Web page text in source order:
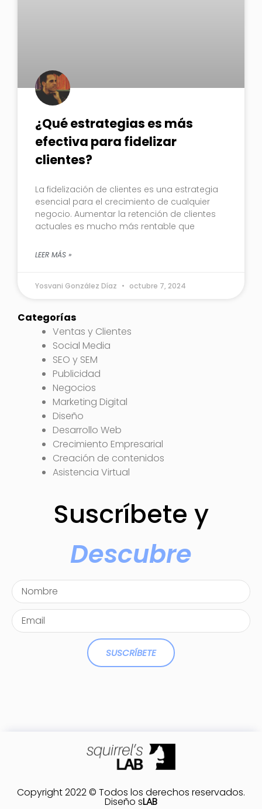
¿Qué estrategias es más
efectiva para fidelizar
clientes?
La fidelización de clientes es una estrategia
esencial para el crecimiento de cualquier
negocio. Aumentar la retención de clientes
actuales es mucho más rentable que
LEER MÁS »
Yosvani González Díaz octubre 7, 2024
Categorías
Ventas y Clientes
Social Media
SEO y SEM
Publicidad
Negocios
Marketing Digital
Diseño
Desarrollo Web
Crecimiento Empresarial
Creación de contenidos
Asistencia Virtual
Suscríbete y
Descubre
SUSCRÍBETE
Copyright 2022 © Todos los derechos reservados.
Diseño sLAB